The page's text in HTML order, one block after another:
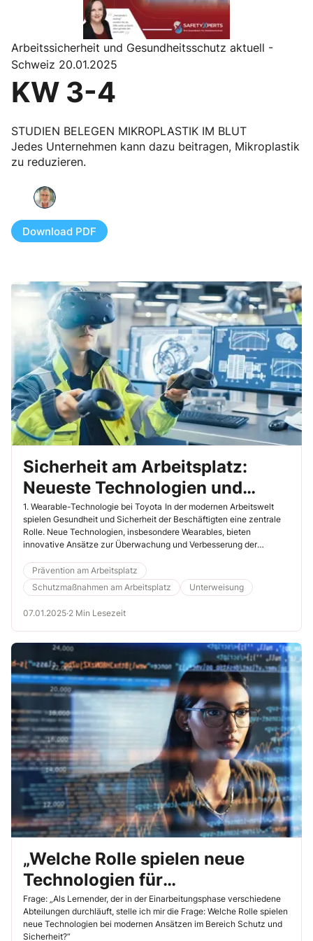
Arbeitssicherheit und Gesundheitsschutz aktuell -
Schweiz 20.01.2025
KW 3-4
STUDIEN BELEGEN MIKROPLASTIK IM BLUT
Jedes Unternehmen kann dazu beitragen, Mikroplastik
zu reduzieren.
Download PDF
Sicherheit am Arbeitsplatz:
Neueste Technologien und
Vorschriften im Arbeitsschutz
1. Wearable-Technologie bei Toyota In der modernen Arbeitswelt
spielen Gesundheit und Sicherheit der Beschäftigten eine zentrale
Rolle. Neue Technologien, insbesondere Wearables, bieten
innovative Ansätze zur Überwachung und Verbesserung der
Prävention am Arbeitsplatz
Schutzmaßnahmen am Arbeitsplatz
Unterweisung
07.01.2025·2 Min Lesezeit
„Welche Rolle spielen neue
Technologien für
Arbeitssicherheit und
Gesundheitsschutz?“
Frage: „Als Lernender, der in der Einarbeitungsphase verschiedene
Abteilungen durchläuft, stelle ich mir die Frage: Welche Rolle spielen
neue Technologien bei modernen Ansätzen im Bereich Schutz und
Sicherheit?“